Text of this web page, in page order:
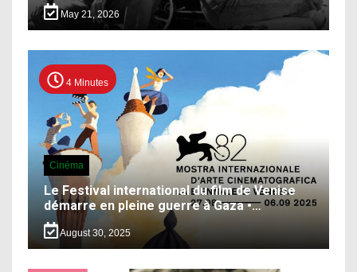
May 21, 2026
4 Minutes
Cinéma
Le Festival international du film de Venise
démarre en pleine guerre à Gaza •…
August 30, 2025